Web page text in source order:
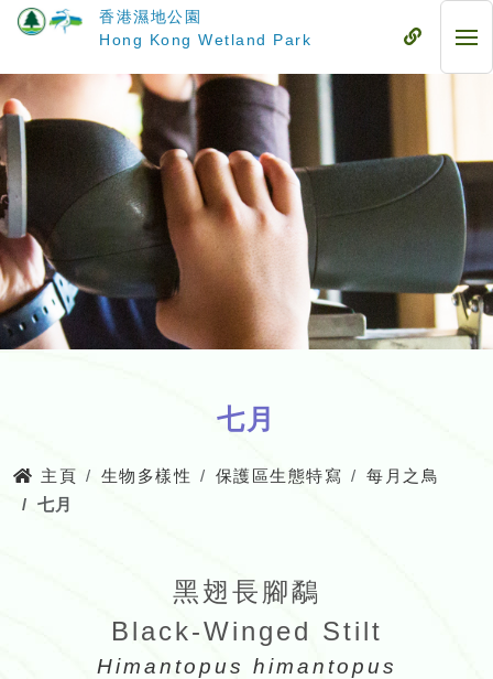
要
內
容
香港濕地公園
Hong Kong Wetland Park
流
流
動
七月
主頁 生物多樣性 保護區生態特寫
每月之鳥
七月
黑翅長腳鷸
Black-Winged Stilt
Himantopus himantopus